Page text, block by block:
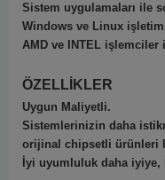
Sistem uygulamaları ile
Windows ve Linux
AMD ve INTEL işlemciler
ÖZELLİKLER
Uygun Maliyetli.
Sistemlerinizin daha
orijinal chipsetli ürünleri
İyi uyumluluk daha